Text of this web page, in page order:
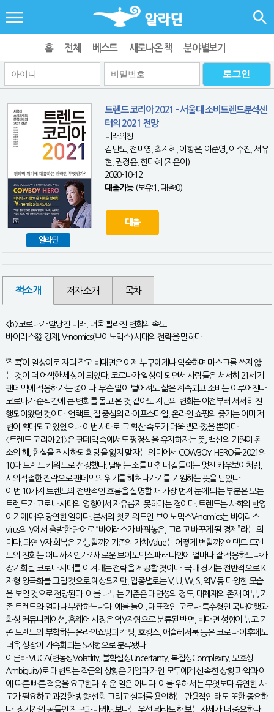
홈 전체 베스트 새로나온 책 분야별보기
알라딘
트렌드 코리아 2021 - 서울대 소비트렌드분석센
터의 2021 전망
미래의창
김난도, 전미영, 최지혜, 이향은, 이준영, 이수진, 서유
현, 권정윤, 한다혜 (지은이)
2020-10-12
대출가능(보유:1, 대출:0)
대출
책소개 저자소개 목차
<b>코로나가 앞당긴 미래, 더욱 빨라진 변화의 속도
바이러스發 경제, V-nomics(브이노믹스) 시대의 전략을 말하다
‘집콕’이 일상어로 자리 잡고 비대면은 이제 누구에게나 익숙하며 마스크를 쓰지 않
는 것이 더 어색한 세상이 되었다. 코로나가 일상이 되면서 사람들은 서서히 21세기
팬데믹에 적응해가는 중이다. 무슨 일이 벌어져도 삶은 계속되고 소비는 이루어진다.
코로나가 순식간에 큰 변화를 몰고 온 것 같아도 지금의 변화는 이전부터 서서히 진
행되어왔던 것이다. 언택트, 집 중심의 라이프스타일, 온라인 쇼핑의 증가는 이미 저
변이 확대되고 있었으나 이번 사태로 그 확산 속도가 더욱 빨라졌을 뿐이다.
〈트렌드 코리아 21〉은 팬데믹 속에서도 평정심을 유지하자는 뜻, 백신의 기원이 된
소의 해, 현실을 직시하되 희망을 잃지 말자는 의미에서 COWBOY HERO를 2021의
10대 트렌드 키워드로 선정했다. 날뛰는 소를 마침내 길들이는 멋진 카우보이처럼,
시의적절한 전략으로 팬데믹의 위기를 헤쳐나가기를 기원하는 뜻을 담았다.
이번 10가지 트렌드의 전반적인 흐름을 설명할 때 가장 먼저 눈에 띄는 부분은 모든
트렌드가 코로나 사태의 영향에서 자유롭지 못하다는 점이다. 트렌드는 사회의 반영
이기에 매우 당연한 일이다. 본서의 첫 키워드인 브이노믹스V-nomics는 바이러스
virus의 V에서 출발한 단어로 “바이러스가 바꿔놓은, 그리고 바꾸게 될 경제”라는 의
미다. 과연 V자 회복은 가능할까? 기존의 가치Value는 어떻게 변할까? 언택트 트렌
드의 진화는 어디까지인가? 새로운 브이노믹스 패러다임에 얼마나 잘 적응하느냐가
장기화될 코로나 시대를 이겨내는 전략을 제공할 것이다. 국내 경기는 전반적으로 K
자형 양극화를 그릴 것으로 예상되지만, 업종별로는 V, U, W, S, 역V 등 다양한 모습
을 보일 것으로 전망된다. 이를 나누는 기준은 대면성의 정도, 대체재의 존재 여부, 기
존 트렌드와 얼마나 부합하느냐다. 예를 들어, 대표적인 코로나 특수형인 국내여행과
화상 커뮤니케이션, 홈웨어 시장은 역V자형으로 분류된 반면, 비대면 성향이 높고 기
존 트렌드와 부합하는 온라인쇼핑과 캠핑, 호캉스, 애슬레저룩 등은 코로나 이후에도
더욱 성장이 가속화되는 S자형으로 분류됐다.
이른바 VUCA(변동성Volatility, 불확실성Uncertainty, 복잡성Complexity, 모호성
Ambiguity)로 대변되는 작금의 상황은 기업과 개인 모두에게 신속한 상황 파악과 이
에 따른 빠른 적응을 요구한다. 쉬운 일은 아니다. 이를 위해서는 무엇보다 유연한 사
고가 필요하고 과감한 방향 선회 그리고 실패를 용인하는 관용적인 태도 또한 중요하
다. 장기간의 공들인 전략과 마케팅보다는 우선 뭐라도 해보는 자세가 더 중요하다.